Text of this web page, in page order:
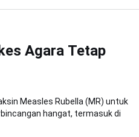
Agara Tetap
Measles Rubella (MR) untuk
hangat, termasuk di